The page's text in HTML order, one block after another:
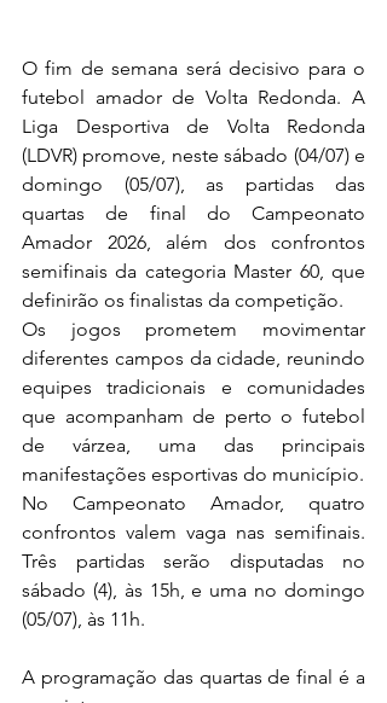
O fim de semana será decisivo para o
futebol amador de Volta Redonda. A
Liga Desportiva de Volta Redonda
(LDVR) promove, neste sábado (04/07) e
domingo (05/07), as partidas das
quartas de final do Campeonato
Amador 2026, além dos confrontos
semifinais da categoria Master 60, que
definirão os finalistas da competição.
Os jogos prometem movimentar
diferentes campos da cidade, reunindo
equipes tradicionais e comunidades
que acompanham de perto o futebol
de várzea, uma das principais
manifestações esportivas do município.
No Campeonato Amador, quatro
confrontos valem vaga nas semifinais.
Três partidas serão disputadas no
sábado (4), às 15h, e uma no domingo
(05/07), às 11h.
A programação das quartas de final é a